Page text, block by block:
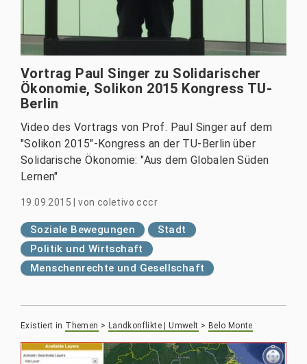
Vortrag Paul Singer zu Solidarischer
Ökonomie, Solikon 2015 Kongress TU-
Berlin
Video des Vortrags von Prof. Paul Singer auf dem
"Solikon 2015"-Kongress an der TU-Berlin über
Solidarische Ökonomie: "Aus dem Globalen Süden
Lernen"
19.09.2015 |von coletivo cccr
Soziale Bewegungen
Stadt
Politik und Wirtschaft
Menschenrechte und Gesellschaft
Existiert in Themen > Landkonflikte | Umwelt > Belo Monte